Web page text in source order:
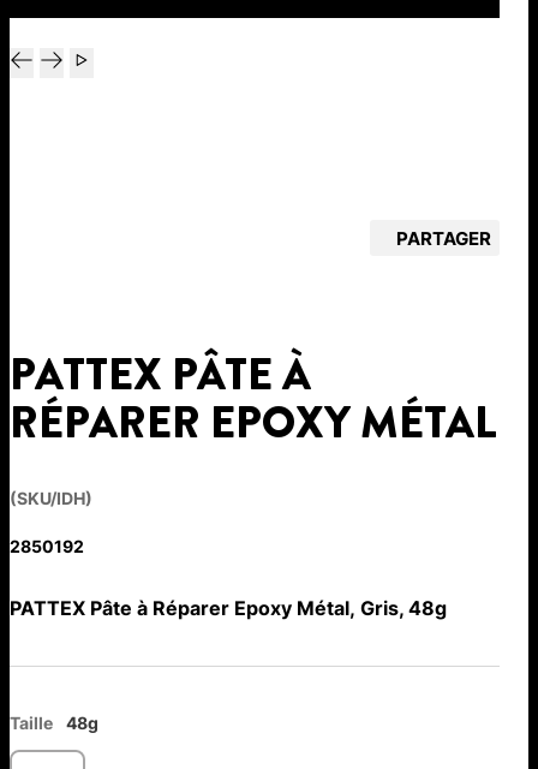
PARTAGER
PATTEX PÂTE À
RÉPARER EPOXY MÉTAL
(SKU/IDH)
2850192
PATTEX Pâte à Réparer Epoxy Métal, Gris, 48g
Taille 48g